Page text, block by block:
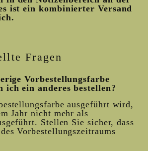
ist ein kombinierter Versand
Fragen
Vorbestellungsfarbe
ich ein anderes bestellen?
ausgeführt wird,
Jahr nicht mehr als
Stellen Sie sicher, dass
Vorbestellungszeitraums